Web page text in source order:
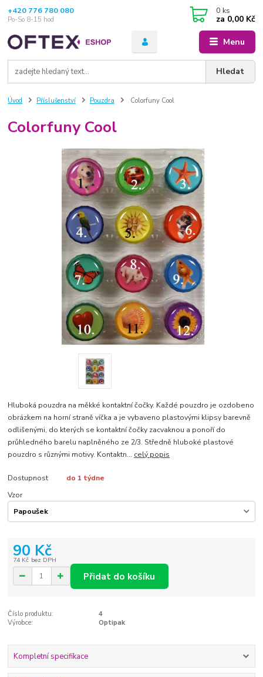
Menu
Hledat
+420 776 780 080
Po-So 8-15 hod
0 ks
za 0,00 Kč
Úvod Příslušenství Pouzdra Colorfuny Cool
Colorfuny Cool
Hluboká pouzdra na měkké kontaktní čočky. Každé pouzdro je ozdobeno
obrázkem na horní straně víčka a je vybaveno plastovými klipsy barevně
odlišenými, do kterých se kontaktní čočky zacvaknou a ponoří do
průhledného barelu naplněného ze 2/3. Středně hluboké plastové
pouzdro s různými motivy. Kontaktn... celý popis
Dostupnost
do 1 týdne
Vzor
90 Kč
74 Kč bez DPH
Přidat do košíku
Číslo produktu:
4
Výrobce:
Optipak
Kompletní specifikace